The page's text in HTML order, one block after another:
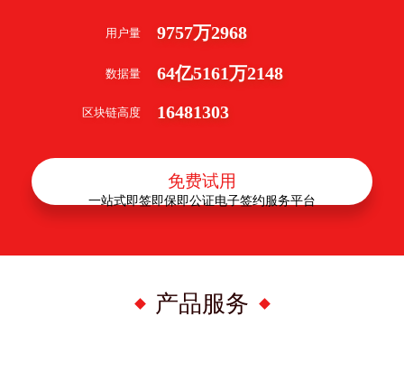
用户量 9757万2968
数据量 64亿5161万2148
区块链高度 16481303
免费试用
产品服务
一站式即签即保即公证电子签约服务平台